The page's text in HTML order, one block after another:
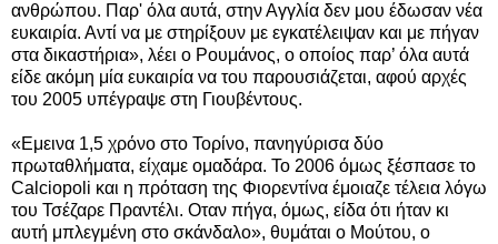
ανθρώπου. Παρ' όλα αυτά, στην Αγγλία δεν μου έδωσαν νέα
ευκαιρία. Αντί να με στηρίξουν με εγκατέλειψαν και με πήγαν
στα δικαστήρια», λέει ο Ρουμάνος, ο οποίος παρ’ όλα αυτά
είδε ακόμη μία ευκαιρία να του παρουσιάζεται, αφού αρχές
του 2005 υπέγραψε στη Γιουβέντους.
«Εμεινα 1,5 χρόνο στο Τορίνο, πανηγύρισα δύο
πρωταθλήματα, είχαμε ομαδάρα. Το 2006 όμως ξέσπασε το
Calciopoli και η πρόταση της Φιορεντίνα έμοιαζε τέλεια λόγω
του Τσέζαρε Πραντέλι. Οταν πήγα, όμως, είδα ότι ήταν κι
αυτή μπλεγμένη στο σκάνδαλο», θυμάται ο Μούτου, ο